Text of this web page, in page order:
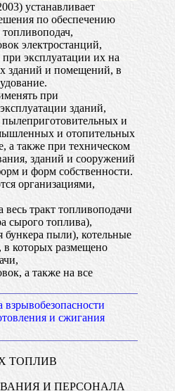
устанавливает
по обеспечению
топливоподач,
электростанций,
эксплуатации их на
зданий и помещений, в
при
зданий,
и
и отопительных
а также при техническом
зданий и сооружений
и форм собственности.
организациями,
тракт топливоподачи
сырого топлива),
бункера пыли), котельные
которых размещено
а также на все
и сжигания
ТОПЛИВ
И ПЕРСОНАЛА